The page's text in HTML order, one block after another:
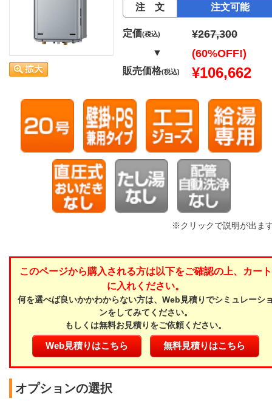
注 文 注文可能
定価(税込) ¥267,300
▼ (60%OFF!)
販売価格(税込) ¥106,662
※クリックで説明が出ま
このページから購入される方は以下をご確認の上、カート
に入れください。
何を選べば良いかかわからない方は、Web見積りでシミュレーシ
ンをしてみてください。
もしくは無料お見積りをご依頼ください。
Web見積りはこちら 無料見積りはこちら
オプションの選択